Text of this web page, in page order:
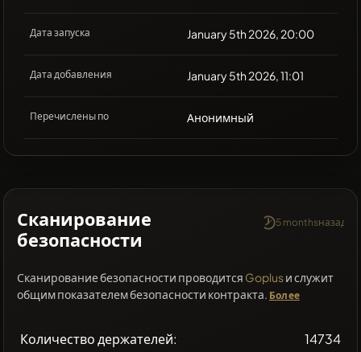
Дата запуска January 5th 2026, 20:00
Дата добавления January 5th 2026, 11:01
Перечислены по Анонимный
Сканирование
безопасности
5 monthsназад
Сканирование безопасности проводится Goplusи служит
общим показателем безопасности контракта. Более
Количество держателей: 14734